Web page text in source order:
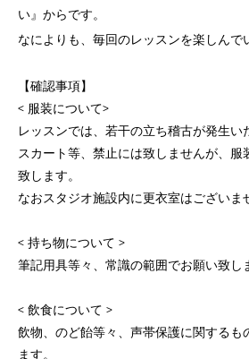
い』からです。
なによりも、毎回のレッスンを楽しんで
【確認事項】
< 服装について>
レッスンでは、若干の立ち稽古が発生い
スカート等、禁止には致しませんが、
致します。
なおスタジオ施設内に更衣室はございま
< 持ち物について >
筆記用具等々、常識の範囲でお願い致し
< 飲食について >
飲物、のど飴等々、声帯保護に関するも
ます。